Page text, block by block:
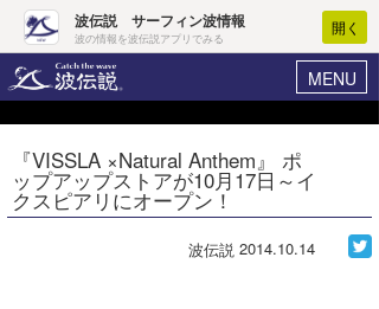
波伝説 サーフィン波情報
波の情報を波伝説アプリでみる
開く
MENU
ヘルプ マイホーム
ログイン
『VISSLA ×Natural Anthem』 ポ
ップアップストアが10月17日～イ
クスピアリにオープン！
波伝説 2014.10.14
Core Surf Japan
コンテスト
ファッション/グッズ